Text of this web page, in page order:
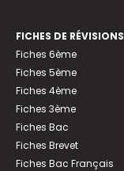
FICHES DE RÉVISIONS
Fiches 6ème
Fiches 5ème
Fiches 4ème
Fiches 3ème
Fiches Bac
Fiches Brevet
Fiches Bac Français